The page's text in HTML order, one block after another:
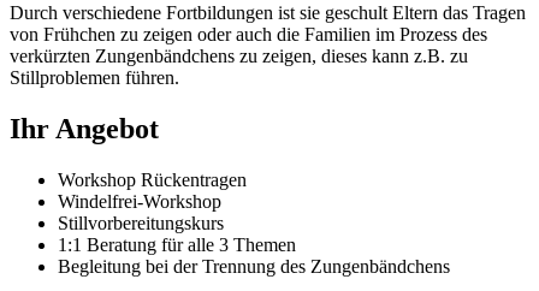
Durch verschiedene Fortbildungen ist sie geschult Eltern das Tragen
von Frühchen zu zeigen oder auch die Familien im Prozess des
verkürzten Zungenbändchens zu zeigen, dieses kann z.B. zu
Stillproblemen führen.
Ihr Angebot
Workshop Rückentragen
Windelfrei-Workshop
Stillvorbereitungskurs
1:1 Beratung für alle 3 Themen
Begleitung bei der Trennung des Zungenbändchens